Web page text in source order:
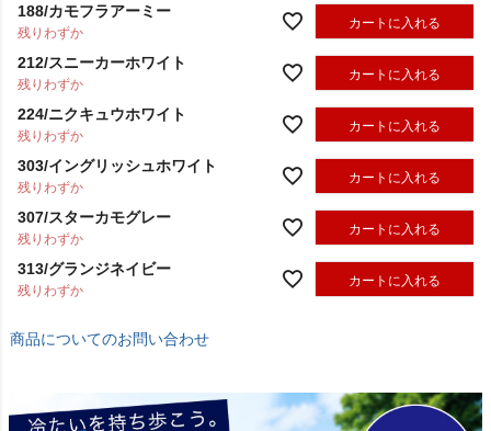
188/カモフラアーミー
残りわずか
カートに入れる
212/スニーカーホワイト
残りわずか
カートに入れる
224/ニクキュウホワイト
残りわずか
カートに入れる
303/イングリッシュホワイト
残りわずか
カートに入れる
307/スターカモグレー
残りわずか
カートに入れる
313/グランジネイビー
残りわずか
カートに入れる
商品についてのお問い合わせ